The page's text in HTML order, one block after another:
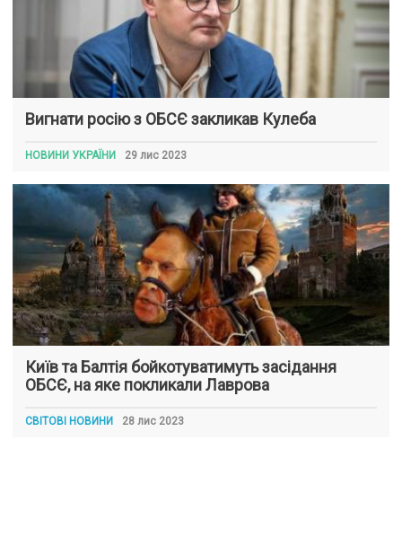
Вигнати росію з ОБСЄ закликав Кулеба
НОВИНИ УКРАЇНИ 29 лис 2023
Київ та Балтія бойкотуватимуть засідання
ОБСЄ, на яке покликали Лаврова
СВІТОВІ НОВИНИ 28 лис 2023